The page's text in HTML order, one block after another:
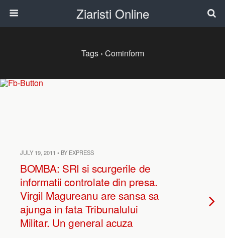
Ziaristi Online
Tags › Cominform
JULY 19, 2011 • BY EXPRESS
BOMBA: SRI si scurgerile de
informatii controlate din presa.
Virgil Magureanu are sansa sa
ajunga in fata Tribunalului
Militar. Un general acuza